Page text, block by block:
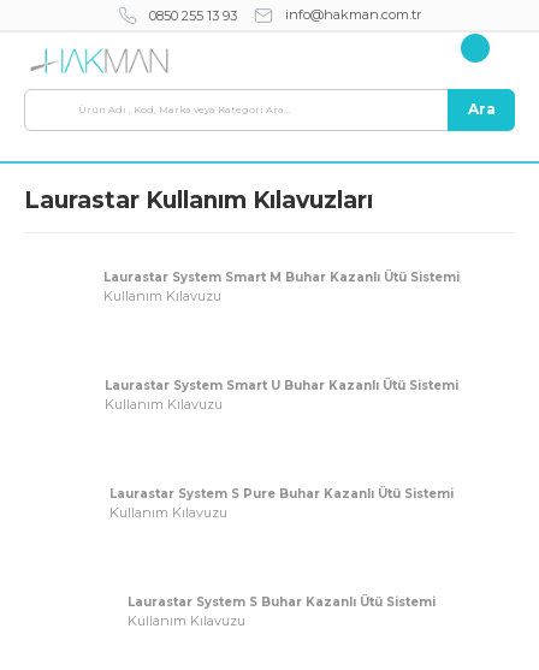
0850 255 13 93 info@hakman.com.tr
Ara
Laurastar Kullanım Kılavuzları
Laurastar System Smart M Buhar Kazanlı Ütü Sistemi
Kullanım Kılavuzu
Laurastar System Smart U Buhar Kazanlı Ütü Sistemi
Kullanım Kılavuzu
Laurastar System S Pure Buhar Kazanlı Ütü Sistemi
Kullanım Kılavuzu
Laurastar System S Buhar Kazanlı Ütü Sistemi
Kullanım Kılavuzu